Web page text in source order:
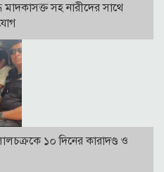
মাদকাসক্ত সহ নারীদের সাথে
১০ দিনের কারাদণ্ড ও